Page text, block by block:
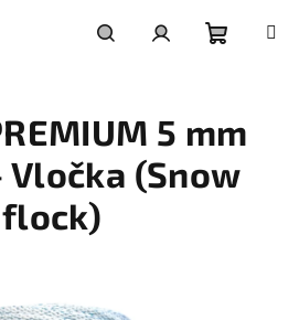
košík
5 mm
Vločka (Snow
flock)